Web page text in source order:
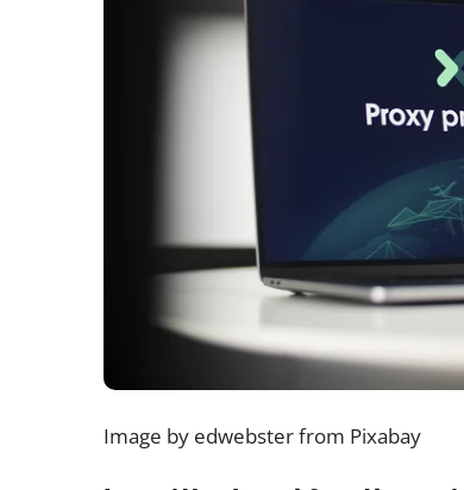
Image by edwebster from Pixabay